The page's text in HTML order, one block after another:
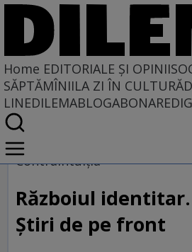
Home EDITORIALE ȘI OPINII
SĂPTĂMÎNIILA ZI ÎN CULTURĂ
LINEDILEMABLOGABONARE
Home
EDITORIALE ȘI OPINII
PE CE LUME TRĂIM
Contraintuiţia
Războiul identitar.
Știri de pe front